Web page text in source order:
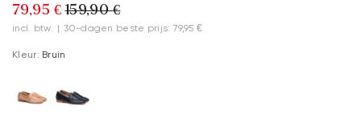
79,95 € 159,90 €
incl. btw. | 30-dagen beste prijs: 79,95 €
Kleur: Bruin